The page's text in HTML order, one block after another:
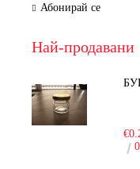
Абонирай се
Най-продавани